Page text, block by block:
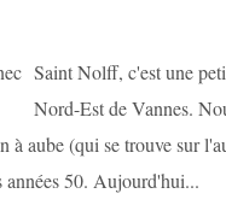
Saint Nolff, c'est une
Nord-Est de Vannes.
aube (qui se trouve sur
années 50. Aujourd'hui...